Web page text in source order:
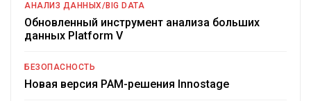
АНАЛИЗ ДАННЫХ/BIG DATA
Обновленный инструмент анализа больших
данных Platform V
БЕЗОПАСНОСТЬ
Новая версия PAM-решения Innostage